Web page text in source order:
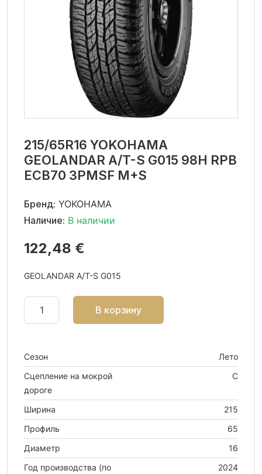
215/65R16 YOKOHAMA
GEOLANDAR A/T-S G015 98H RPB
ECB70 3PMSF M+S
Бренд: YOKOHAMA
Наличие: В наличии
122,48 €
GEOLANDAR A/T-S G015
В корзину
Сезон
Лето
Сцепление на мокрой
дороге
C
Ширина
215
Профиль
65
Диаметр
16
Год производства (по
2024